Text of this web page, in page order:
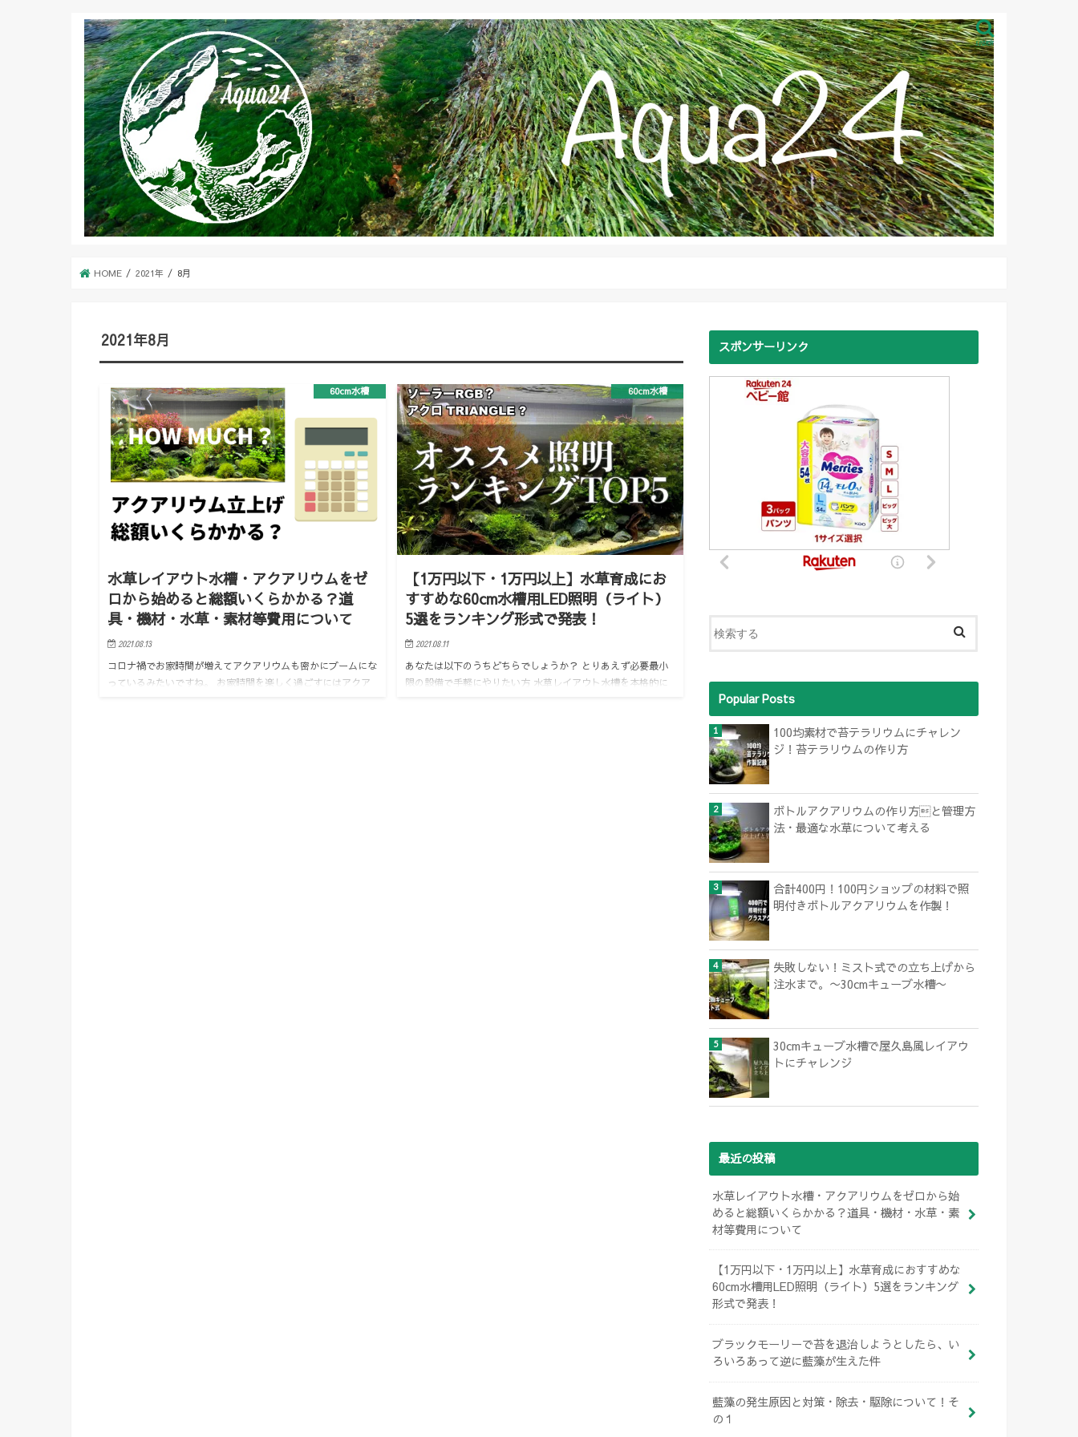
search
HOME 2021年 8月
2021年8月
60cm水槽
水草レイアウト水槽・アクアリウムをゼ
ロから始めると総額いくらかかる？道
具・機材・水草・素材等費用について
2021.08.13
コロナ禍でお家時間が増えてアクアリウムも密かにブームにな
っているみたいですね。 お家時間を楽しく過ごすにはアクア
60cm水槽
【1万円以下・1万円以上】水草育成にお
すすめな60cm水槽用LED照明（ライト）
5選をランキング形式で発表！
2021.08.11
あなたは以下のうちどちらでしょうか？ とりあえず必要最小
限の設備で手軽にやりたい方 水草レイアウト水槽を本格的に
スポンサーリンク
Popular Posts
100均素材で苔テラリウムにチャレン
ジ！苔テラリウムの作り方
ボトルアクアリウムの作り方と管理方
法・最適な水草について考える
合計400円！100円ショップの材料で照
明付きボトルアクアリウムを作製！
失敗しない！ミスト式での立ち上げから
注水まで。〜30cmキューブ水槽〜
30cmキューブ水槽で屋久島風レイアウ
トにチャレンジ
最近の投稿
水草レイアウト水槽・アクアリウムをゼロから始
めると総額いくらかかる？道具・機材・水草・素
材等費用について
【1万円以下・1万円以上】水草育成におすすめな
60cm水槽用LED照明（ライト）5選をランキング
形式で発表！
ブラックモーリーで苔を退治しようとしたら、い
ろいろあって逆に藍藻が生えた件
藍藻の発生原因と対策・除去・駆除について！そ
の１